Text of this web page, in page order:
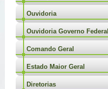
Ouvidoria
Ouvidoria Governo Federal
Comando Geral
Estado Maior Geral
Diretorias